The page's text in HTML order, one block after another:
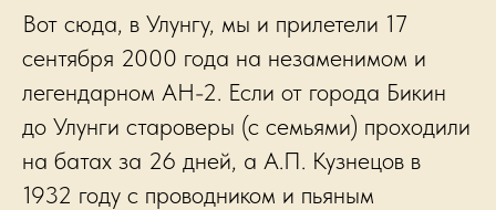
Вот сюда, в Улунгу, мы и прилетели 17
сентября 2000 года на незаменимом и
легендарном АН-2. Если от города Бикин
до Улунги староверы (с семьями) проходили
на батах за 26 дней, а А.П. Кузнецов в
1932 году с проводником и пьяным